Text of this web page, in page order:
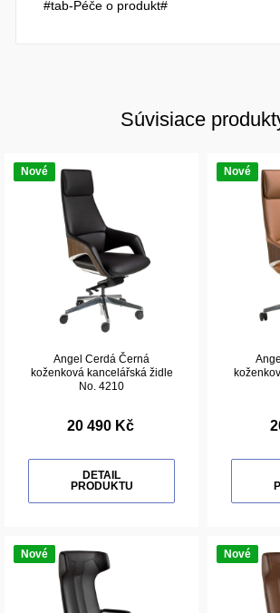
#tab-Péče o produkt#
Súvisiace
Nové
Angel Cerdá Černá
koženková kancelářská židle
No. 4210
20 490 Kč
DETAIL
PRODUKTU
Nové
Nové Nové